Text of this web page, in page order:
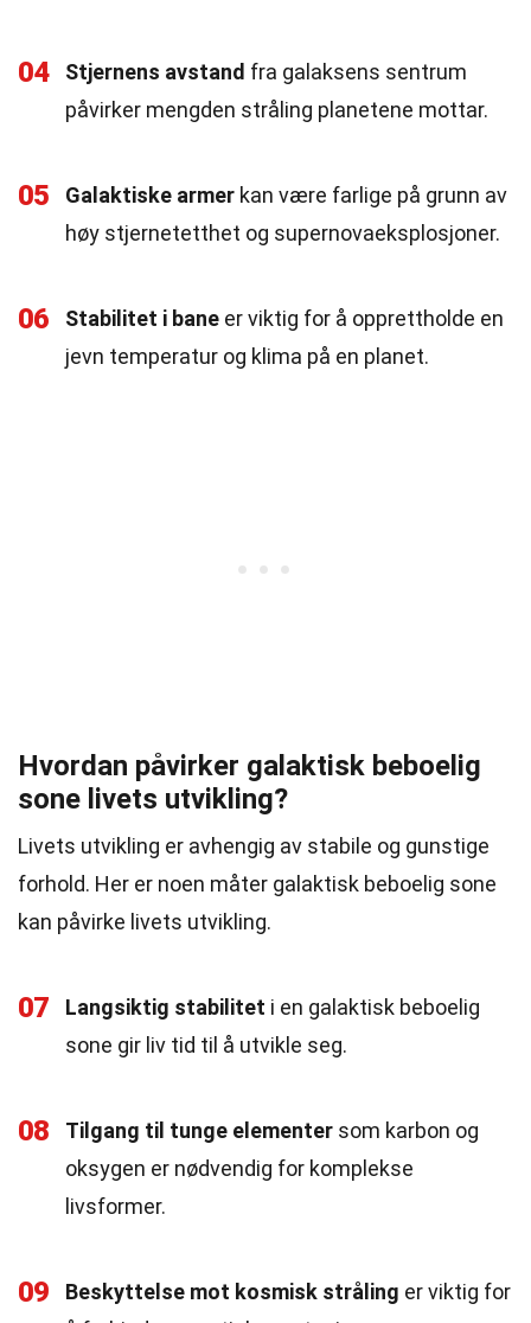
04 Stjernens avstand fra galaksens sentrum
påvirker mengden stråling planetene mottar.
05 Galaktiske armer kan være farlige på grunn av
høy stjernetetthet og supernovaeksplosjoner.
06 Stabilitet i bane er viktig for å opprettholde en
jevn temperatur og klima på en planet.
Hvordan påvirker galaktisk beboelig
sone livets utvikling?
Livets utvikling er avhengig av stabile og gunstige
forhold. Her er noen måter galaktisk beboelig sone
kan påvirke livets utvikling.
07 Langsiktig stabilitet i en galaktisk beboelig
sone gir liv tid til å utvikle seg.
08 Tilgang til tunge elementer som karbon og
oksygen er nødvendig for komplekse
livsformer.
09 Beskyttelse mot kosmisk stråling er viktig for